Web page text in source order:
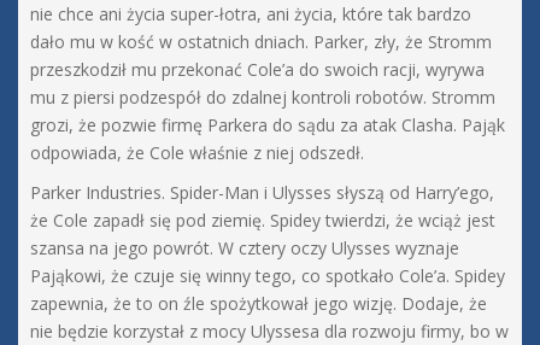
nie chce ani życia super-łotra, ani życia, które tak bardzo
dało mu w kość w ostatnich dniach. Parker, zły, że Stromm
przeszkodził mu przekonać Cole’a do swoich racji, wyrywa
mu z piersi podzespół do zdalnej kontroli robotów. Stromm
grozi, że pozwie firmę Parkera do sądu za atak Clasha. Pająk
odpowiada, że Cole właśnie z niej odszedł.
Parker Industries. Spider-Man i Ulysses słyszą od Harry’ego,
że Cole zapadł się pod ziemię. Spidey twierdzi, że wciąż jest
szansa na jego powrót. W cztery oczy Ulysses wyznaje
Pająkowi, że czuje się winny tego, co spotkało Cole’a. Spidey
zapewnia, że to on źle spożytkował jego wizję. Dodaje, że
nie będzie korzystał z mocy Ulyssesa dla rozwoju firmy, bo w